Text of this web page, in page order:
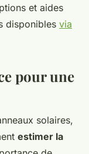
et aides
disponibles via
pour une
solaires,
estimer la